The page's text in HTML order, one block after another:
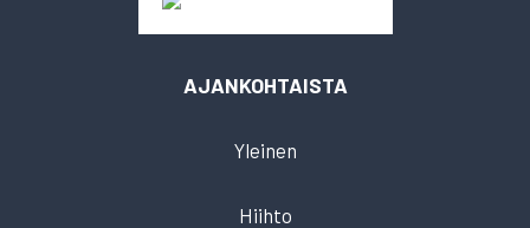
AJANKOHTAISTA
Yleinen
Hiihto